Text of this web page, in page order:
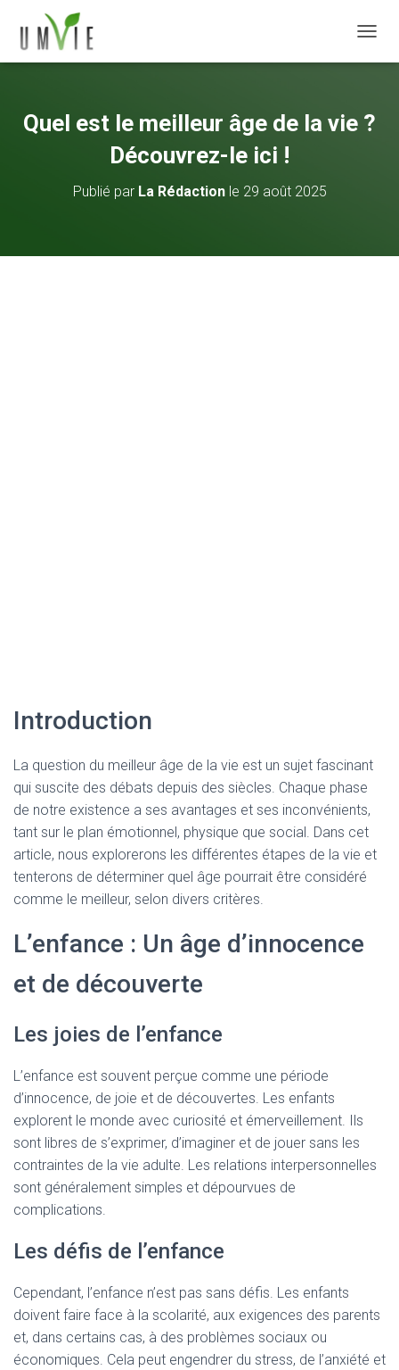
Quel est le meilleur âge de la vie ?
Découvrez-le ici !
Publié par La Rédactionle 29 août 2025
Introduction
La question du meilleur âge de la vie est un sujet fascinant
qui suscite des débats depuis des siècles. Chaque phase
de notre existence a ses avantages et ses inconvénients,
tant sur le plan émotionnel, physique que social. Dans cet
article, nous explorerons les différentes étapes de la vie et
tenterons de déterminer quel âge pourrait être considéré
comme le meilleur, selon divers critères.
L’enfance : Un âge d’innocence
et de découverte
Les joies de l’enfance
L’enfance est souvent perçue comme une période
d’innocence, de joie et de découvertes. Les enfants
explorent le monde avec curiosité et émerveillement. Ils
sont libres de s’exprimer, d’imaginer et de jouer sans les
contraintes de la vie adulte. Les relations interpersonnelles
sont généralement simples et dépourvues de
complications.
Les défis de l’enfance
Cependant, l’enfance n’est pas sans défis. Les enfants
doivent faire face à la scolarité, aux exigences des parents
et, dans certains cas, à des problèmes sociaux ou
économiques. Cela peut engendrer du stress, de l’anxiété et